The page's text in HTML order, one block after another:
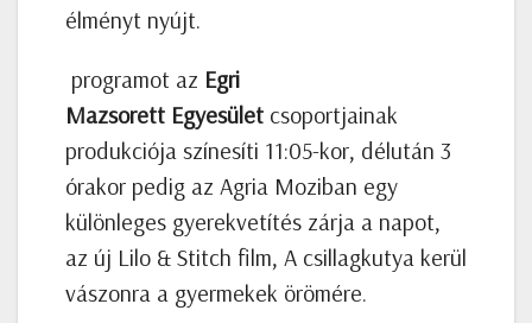
élményt nyújt.
programot az Egri
Mazsorett Egyesület csoportjainak
produkciója színesíti 11:05-kor, délután 3
órakor pedig az Agria Moziban egy
különleges gyerekvetítés zárja a napot,
az új Lilo & Stitch film, A csillagkutya kerül
vászonra a gyermekek örömére.